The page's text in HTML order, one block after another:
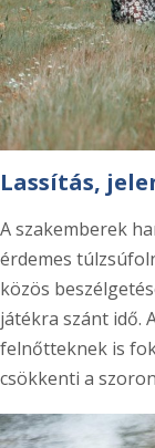
Lassítás,
A szakemberek
érdemes
közös
játékra szánt idő.
felnőtteknek is
csökkenti a